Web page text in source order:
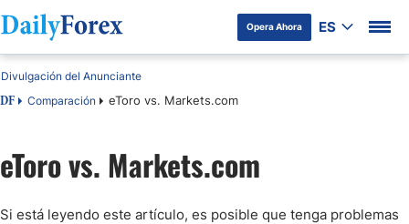
Opera Ahora ES
DF Comparación eToro vs. Markets.com
Divulgación del Anunciante
eToro vs. Markets.com
Si está leyendo este artículo, es posible que tenga problemas